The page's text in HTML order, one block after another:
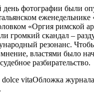
фотографии были
еженедельнике
«Оргия римской
громкий скандал –
резонанс.
властями было
разбирательство.
Обложка